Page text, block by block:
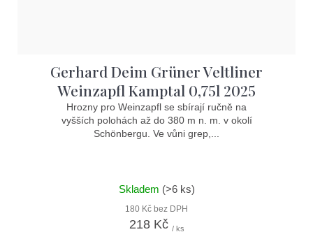
Gerhard Deim Grüner Veltliner
Weinzapfl Kamptal 0,75l 2025
Hrozny pro Weinzapfl se sbírají ručně na
vyšších polohách až do 380 m n. m. v okolí
Schönbergu. Ve vůni grep,...
Skladem (>6 ks)
180 Kč bez DPH
218 Kč / ks